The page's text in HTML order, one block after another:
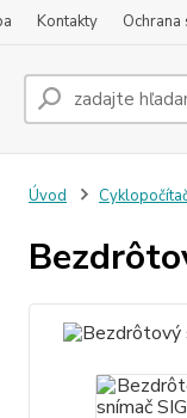
Kontakty Ochrana
Úvod